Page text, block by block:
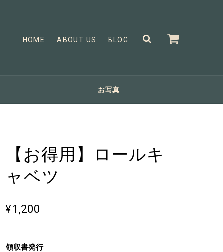
HOME ABOUT US BLOG
お写真
【お得用】ロールキ
ャベツ
¥1,200
領収書発行